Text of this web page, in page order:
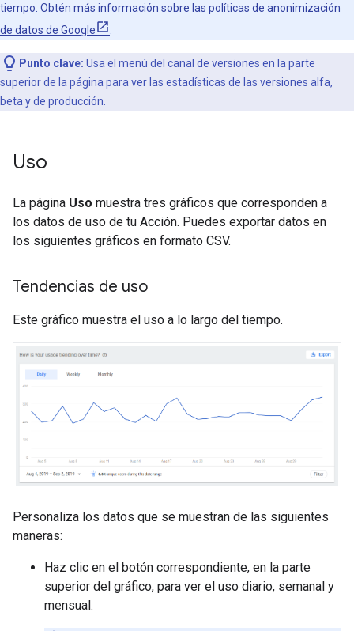
tiempo. Obtén más información sobre las políticas de anonimización
de datos de Google
Punto clave: Usa el menú del canal de versiones en la parte
superior de la página para ver las estadísticas de las versiones alfa,
beta y de producción.
Uso
La página Uso muestra tres gráficos que corresponden a
los datos de uso de tu Acción. Puedes exportar datos en
los siguientes gráficos en formato CSV.
Tendencias de uso
Este gráfico muestra el uso a lo largo del tiempo.
Personaliza los datos que se muestran de las siguientes
maneras:
Haz clic en el botón correspondiente, en la parte
superior del gráfico, para ver el uso diario, semanal y
mensual.